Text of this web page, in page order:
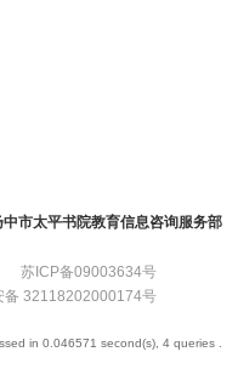
市太平书院教育信息咨询服务部
苏ICP备09003634号
备 32118202000174号
in 0.046571 second(s), 4 queries .